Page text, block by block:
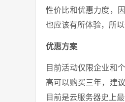
性价比和优惠力度，
也应该有所体验，所
优惠方案
目前活动仅限企业和
高可以购买三年，建
目前是云服务器史上